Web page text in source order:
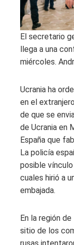
El secretario
llega a una
miércoles.
Ucrania ha
en el
de que se
de Ucrania en
España que
La policía
posible
cuales hirió a
embajada.
En la región
sitio de los
rusas